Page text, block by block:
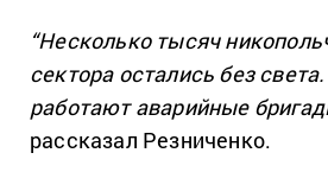
“Несколько тысяч
сектора остались без
работают аварийные
рассказал Резниченко.